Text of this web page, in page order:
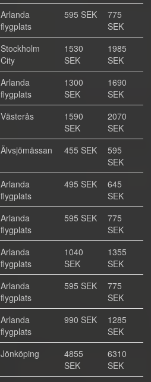
Arlanda
flygplats
595 SEK
775
SEK
Stockholm
City
1530
SEK
1985
SEK
Arlanda
flygplats
1300
SEK
1690
SEK
Västerås
1590
SEK
2070
SEK
Älvsjömässan 455 SEK
595
SEK
Arlanda
flygplats
495 SEK
645
SEK
Arlanda
flygplats
595 SEK
775
SEK
Arlanda
flygplats
1040
SEK
1355
SEK
Arlanda
flygplats
595 SEK
775
SEK
Arlanda
flygplats
990 SEK
1285
SEK
Jönköping
4855
SEK
6310
SEK